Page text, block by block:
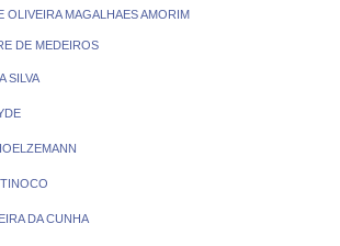
OLIVEIRA MAGALHAES AMORIM
DE MEDEIROS
SILVA
DA CUNHA